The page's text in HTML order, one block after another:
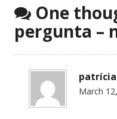
One
pergunta –
patrícia
March